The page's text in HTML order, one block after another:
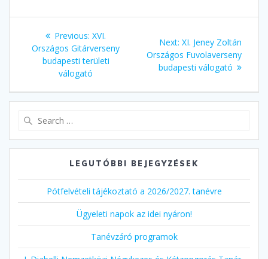
Bejegyzés
navigáció
Previous: Previous
post:
XVI.
Országos Gitárverseny
budapesti területi
válogató
Next: Next
post:
XI. Jeney Zoltán
Országos Fuvolaverseny
budapesti válogató
LEGUTÓBBI BEJEGYZÉSEK
Pótfelvételi tájékoztató a 2026/2027. tanévre
Ügyeleti napok az idei nyáron!
Tanévzáró programok